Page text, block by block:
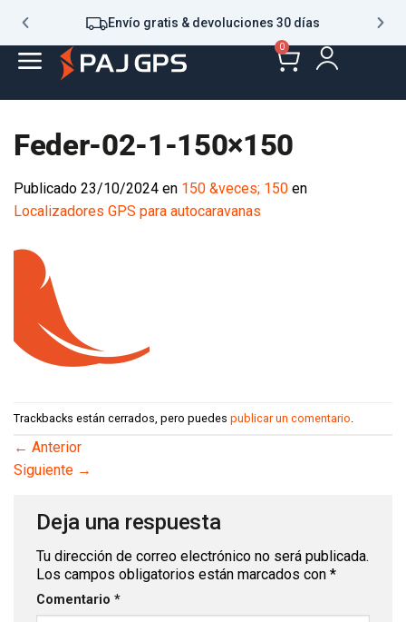
Envío gratis & devoluciones 30 días
0
Feder-02-1-150×150
Publicado 23/10/2024 en 150 &veces; 150 en
Localizadores GPS para autocaravanas
Trackbacks están cerrados, pero puedes publicar un comentario
← Anterior
Siguiente →
Deja una respuesta
Tu dirección de correo electrónico no será publicada.
Los campos obligatorios están marcados con *
Comentario *